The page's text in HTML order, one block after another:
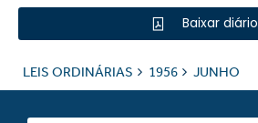
Baixar diário
LEIS ORDINÁRIAS 1956 JUNHO